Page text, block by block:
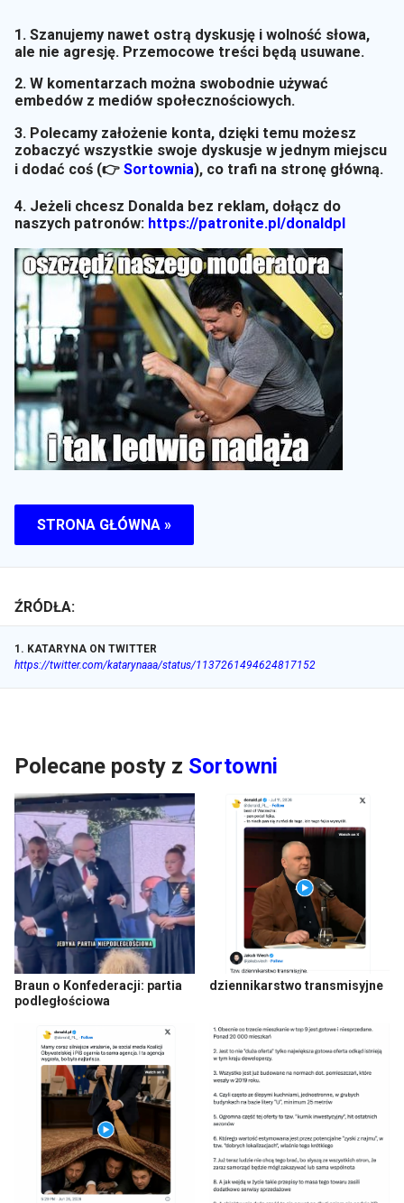
1. Szanujemy nawet ostrą dyskusję i wolność słowa,
ale nie agresję. Przemocowe treści będą usuwane.
2. W komentarzach można swobodnie używać
embedów z mediów społecznościowych.
3. Polecamy założenie konta, dzięki temu możesz
zobaczyć wszystkie swoje dyskusje w jednym miejscu
i dodać coś (👉 Sortownia), co trafi na stronę główną.
4. Jeżeli chcesz Donalda bez reklam, dołącz do
naszych patronów: https://patronite.pl/donaldpl
STRONA GŁÓWNA »
ŹRÓDŁA:
1 . KATARYNA ON TWITTER
https://twitter.com/katarynaaa/status/1137261494624817152
Polecane posty z Sortowni
Braun o Konfederacji: partia
podległościowa
dziennikarstwo transmisyjne